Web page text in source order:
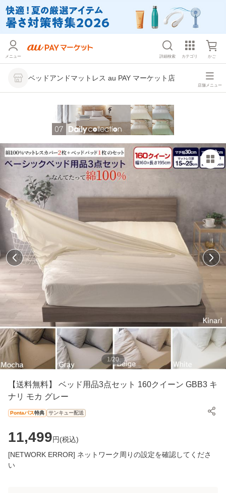
メニュー 詳細検索 カテゴリ かご
ベッドアンドマットレス au PAY マーケット店
店舗メニュー
1/20
【送料無料】 ベッド用品3点セット 160クイーン GBB3 キ
ナリ モカ グレー
Pontaパス特典 サンキュー配送
11,499円(税込)
[NETWORK ERROR] ネットワーク周りの設定を確認してくださ
い